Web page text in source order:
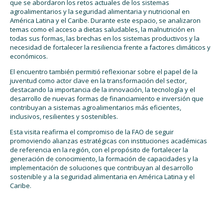
que se abordaron los retos actuales de los sistemas
agroalimentarios y la seguridad alimentaria y nutricional en
América Latina y el Caribe. Durante este espacio, se analizaron
temas como el acceso a dietas saludables, la malnutrición en
todas sus formas, las brechas en los sistemas productivos y la
necesidad de fortalecer la resiliencia frente a factores climáticos y
económicos.
El encuentro también permitió reflexionar sobre el papel de la
juventud como actor clave en la transformación del sector,
destacando la importancia de la innovación, la tecnología y el
desarrollo de nuevas formas de financiamiento e inversión que
contribuyan a sistemas agroalimentarios más eficientes,
inclusivos, resilientes y sostenibles.
Esta visita reafirma el compromiso de la FAO de seguir
promoviendo alianzas estratégicas con instituciones académicas
de referencia en la región, con el propósito de fortalecer la
generación de conocimiento, la formación de capacidades y la
implementación de soluciones que contribuyan al desarrollo
sostenible y a la seguridad alimentaria en América Latina y el
Caribe.